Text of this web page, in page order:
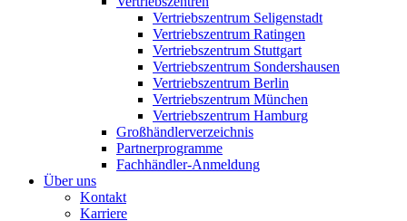
Vertriebszentrum Seligenstadt
Vertriebszentrum Ratingen
Vertriebszentrum Stuttgart
Vertriebszentrum Sondershausen
Vertriebszentrum Berlin
Vertriebszentrum München
Vertriebszentrum Hamburg
Großhändlerverzeichnis
Partnerprogramme
Fachhändler-Anmeldung
Über uns
Kontakt
Karriere